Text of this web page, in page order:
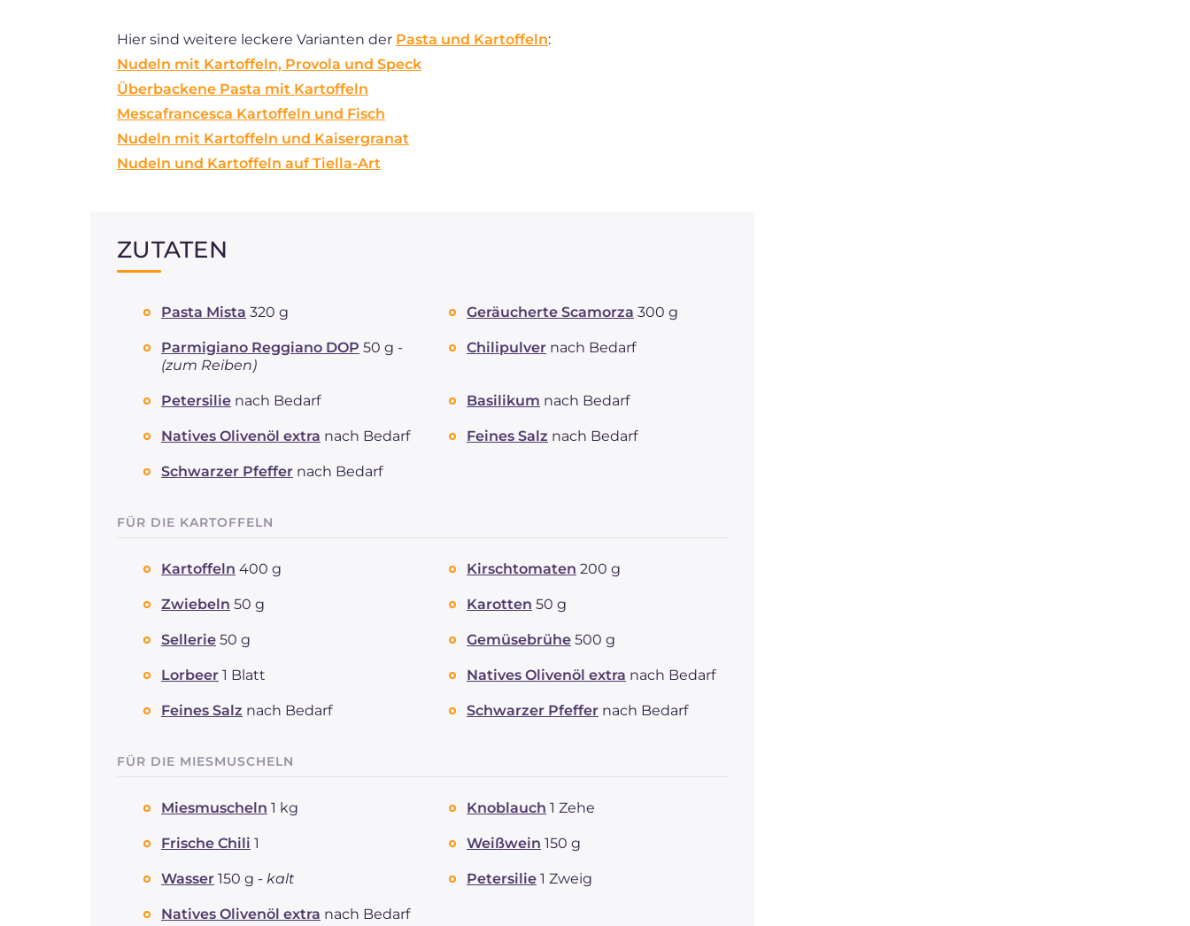
Hier sind weitere leckere Varianten der Pasta und Kartoffeln:
Nudeln mit Kartoffeln, Provola und Speck
Überbackene Pasta mit Kartoffeln
Mescafrancesca Kartoffeln und Fisch
Nudeln mit Kartoffeln und Kaisergranat
Nudeln und Kartoffeln auf Tiella-Art
ZUTATEN
Pasta Mista 320 g Geräucherte Scamorza 300 g
Parmigiano Reggiano DOP 50 g -
(zum Reiben)
Chilipulver nach Bedarf
Petersilie nach Bedarf Basilikum nach Bedarf
Natives Olivenöl extra nach Bedarf Feines Salz nach Bedarf
Schwarzer Pfeffer nach Bedarf
FÜR DIE KARTOFFELN
Kartoffeln 400 g Kirschtomaten 200 g
Zwiebeln 50 g Karotten 50 g
Sellerie 50 g Gemüsebrühe 500 g
Lorbeer 1 Blatt Natives Olivenöl extra nach Bedarf
Feines Salz nach Bedarf Schwarzer Pfeffer nach Bedarf
FÜR DIE MIESMUSCHELN
Miesmuscheln 1 kg Knoblauch 1 Zehe
Frische Chili 1 Weißwein 150 g
Wasser 150 g - kalt Petersilie 1 Zweig
Natives Olivenöl extra nach Bedarf